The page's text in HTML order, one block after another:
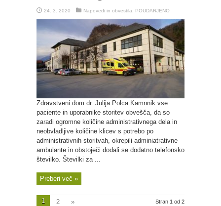
24. 3. 2020 Napovedi in obvestila POUDARJENO
Zdravstveni dom dr. Julija Polca Kamnnik vse
paciente in uporabnike storitev obvešča, da so
zaradi ogromne količine administrativnega dela in
neobvladljive količine klicev s potrebo po
administrativnih storitvah, okrepili adminiatrativne
ambulante in obstoječi dodali se dodatno telefonsko
številko. Številki za ...
Preberi več »
Stran 1 od 2
1 2 »